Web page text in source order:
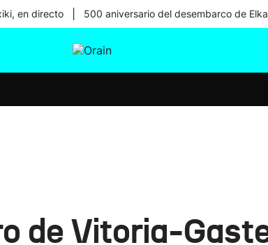
en directo 500 aniversario del desembarco de
de Vitoria-